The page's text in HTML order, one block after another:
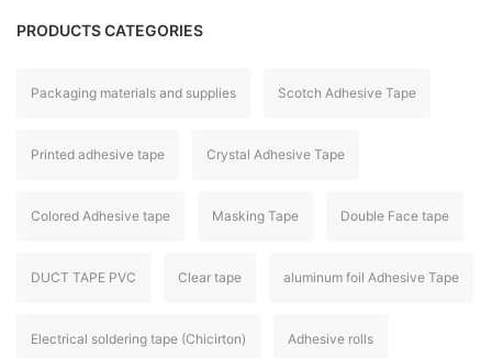
PRODUCTS CATEGORIES
Packaging materials and supplies Scotch Adhesive Tape
Printed adhesive tape Crystal Adhesive Tape
Colored Adhesive tape Masking Tape Double Face tape
DUCT TAPE PVC Clear tape aluminum foil Adhesive Tape
Electrical soldering tape (Chicirton) Adhesive rolls